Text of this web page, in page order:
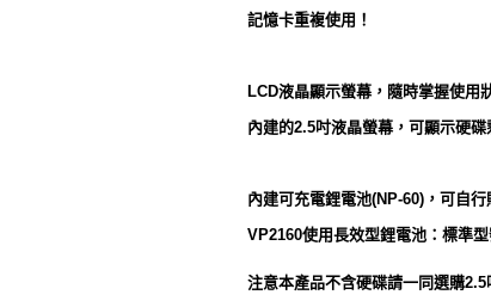
記憶卡重複使用！
LCD液晶顯示螢幕，隨時掌握使用
內建的2.5吋液晶螢幕，可顯示硬
內建可充電鋰電池(NP-60)，可自行
VP2160使用長效型鋰電池：標準
注意本產品不含硬碟請一同選購